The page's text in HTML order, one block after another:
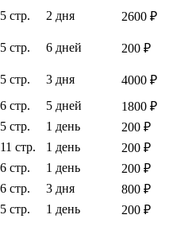
5 стр. 2 дня
2600 ₽
5 стр. 6 дней
200 ₽
5 стр. 3 дня
4000 ₽
6 стр. 5 дней
1800 ₽
5 стр. 1 день
200 ₽
11 стр. 1 день
200 ₽
6 стр. 1 день
200 ₽
6 стр. 3 дня
800 ₽
5 стр. 1 день
200 ₽